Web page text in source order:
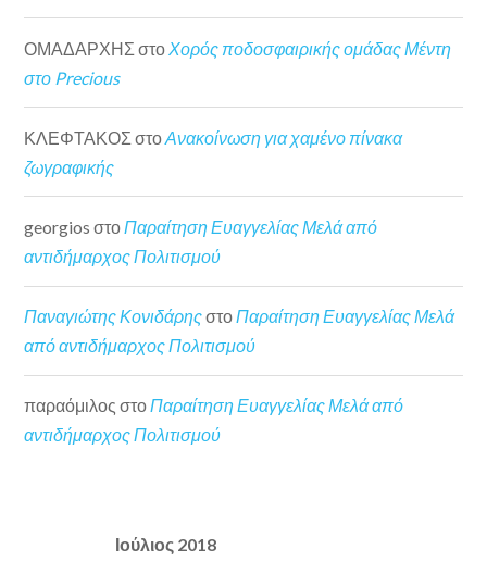
ΟΜΑΔΑΡΧΗΣ στο Χορός ποδοσφαιρικής ομάδας Μέντη
στο Precious
ΚΛΕΦΤΑΚΟΣ στοΑνακοίνωση για χαμένο πίνακα
ζωγραφικής
georgios στοΠαραίτηση Ευαγγελίας Μελά από
αντιδήμαρχος Πολιτισμού
Παναγιώτης ΚονιδάρηςστοΠαραίτηση Ευαγγελίας Μελά
από αντιδήμαρχος Πολιτισμού
παραόμιλος στοΠαραίτηση Ευαγγελίας Μελά από
αντιδήμαρχος Πολιτισμού
Ιούλιος 2018